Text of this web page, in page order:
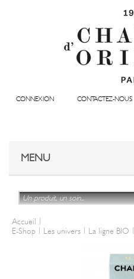
CONNEXION CONTACTEZ-NOUS
MENU
Accueil |
E-Shop | Les univers | La ligne BIO |